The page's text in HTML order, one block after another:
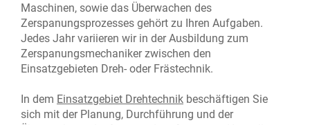
Maschinen, sowie das Überwachen des
Zerspanungsprozesses gehört zu Ihren Aufgaben.
Jedes Jahr variieren wir in der Ausbildung zum
Zerspanungsmechaniker zwischen den
Einsatzgebieten Dreh- oder Frästechnik.
In dem Einsatzgebiet Drehtechnik beschäftigen Sie
sich mit der Planung, Durchführung und der